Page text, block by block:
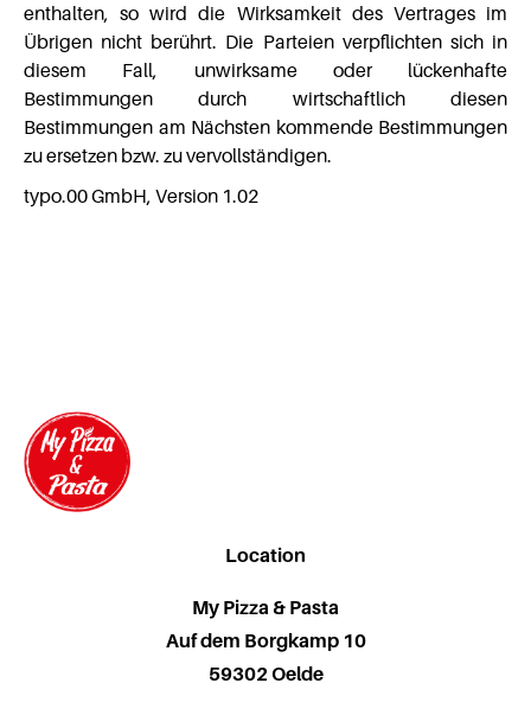
enthalten, so wird die Wirksamkeit des Vertrages im
Übrigen nicht berührt. Die Parteien verpflichten sich in
diesem Fall, unwirksame oder lückenhafte
Bestimmungen durch wirtschaftlich diesen
Bestimmungen am Nächsten kommende Bestimmungen
zu ersetzen bzw. zu vervollständigen.
typo.00 GmbH, Version 1.02
Location
My Pizza & Pasta
Auf dem Borgkamp 10
59302 Oelde